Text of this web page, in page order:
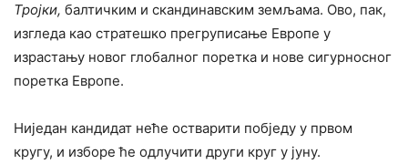
Тројки, балтичким и скандинавским земљама. Ово, пак,
изгледа као стратешко прегруписање Европе у
израстању новог глобалног поретка и нове сигурносног
поретка Европе.
Ниједан кандидат неће остварити побједу у првом
кругу, и изборе ће одлучити други круг у јуну.